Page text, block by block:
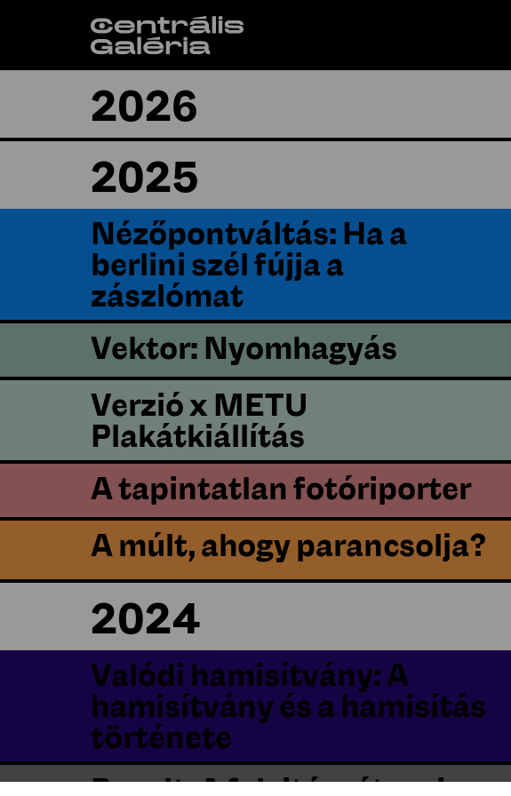
2026
Mersz-e játszani?
2025
Nézőpontváltás: Ha a
berlini szél fújja a
zászlómat
Vektor: Nyomhagyás
Verzió x METU
Plakátkiállítás
A tapintatlan fotóriporter
A múlt, ahogy parancsolja?
2024
Valódi hamisítvány: A
hamisítvány és a hamisítás
története